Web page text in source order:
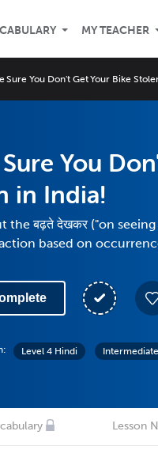
MY TEACHER
Sure You Don't Get Your Bike
You
in India!
the बढ़ते देखकर ("on
based on
Level 4 Hindi Intermediate
Lesson